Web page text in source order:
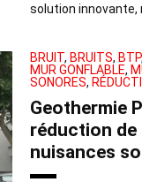
solution innovante,
BRUIT, BRUITS, BTP,
MUR GONFLABLE,
SONORES,
Geothermie
réduction de
nuisances